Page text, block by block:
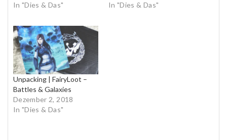
In "Dies & Das"
In "Dies & Das"
Unpacking | FairyLoot –
Battles & Galaxies
Dezember 2, 2018
In "Dies & Das"